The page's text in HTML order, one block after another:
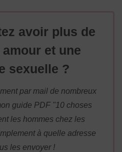
avoir plus de
et une
sexuelle ?
par mail de nombreux
guide PDF "10 choses
les hommes chez les
à quelle adresse
les envoyer !